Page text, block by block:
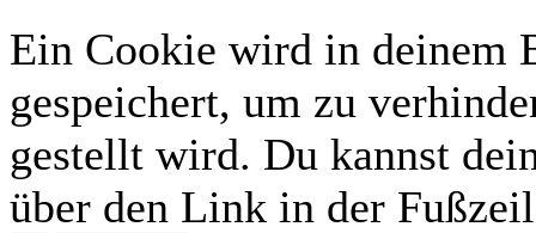
Ein Cookie wird in deinem
gespeichert, um zu
gestellt wird. Du kannst
über den Link in der